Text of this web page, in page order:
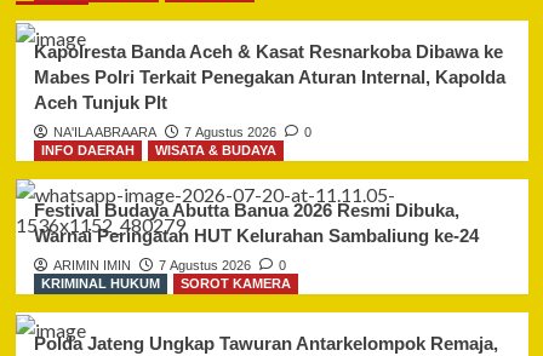
Kapolresta Banda Aceh & Kasat Resnarkoba Dibawa ke
Mabes Polri Terkait Penegakan Aturan Internal, Kapolda
Aceh Tunjuk Plt
NA'ILA ABRAARA 7 Agustus 2026
0
INFO DAERAH
WISATA & BUDAYA
Festival Budaya Abutta Banua 2026 Resmi Dibuka,
Warnai Peringatan HUT Kelurahan Sambaliung ke-24
ARIMIN IMIN 7 Agustus 2026
0
KRIMINAL HUKUM
SOROT KAMERA
Polda Jateng Ungkap Tawuran Antarkelompok Remaja,